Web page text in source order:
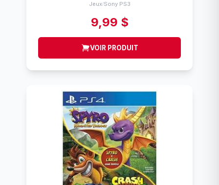
Jeux/Sony PS3
9,99 $
VOIR PRODUIT